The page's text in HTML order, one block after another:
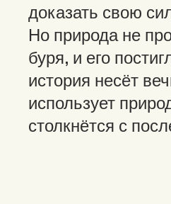
доказать свою
Но природа не
буря, и его
история несёт
использует
столкнётся с